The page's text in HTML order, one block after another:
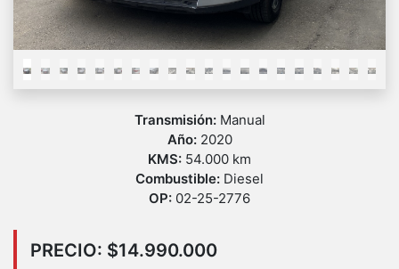
Transmisión: Manual
Año: 2020
KMS: 54.000 km
Combustible: Diesel
OP: 02-25-2776
PRECIO: $14.990.000